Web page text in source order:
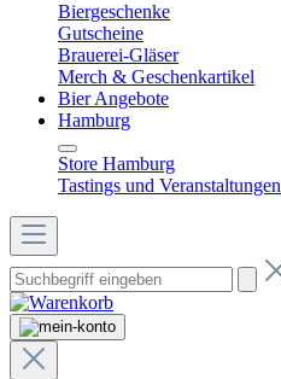
Biergeschenke
Gutscheine
Brauerei-Gläser
Merch & Geschenkartikel
Bier Angebote
Hamburg
Store Hamburg
Tastings und Veranstaltungen